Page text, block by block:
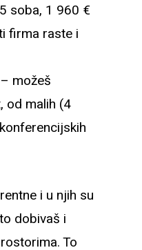
soba, 1 960 €
firma raste i
– možeš
od malih (4
i u njih su
dobivaš i
To